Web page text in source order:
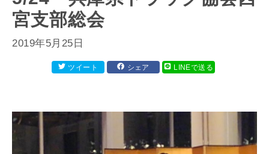
宮支部総会
2019年5月25日
ツイート シェア LINEで送る